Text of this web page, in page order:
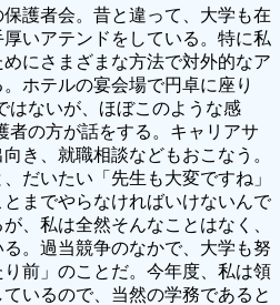
護者会。昔と違って、大学も在
いアテンドをしている。特に私
にさまざまな方法で対外的なア
ホテルの宴会場で円卓に座り
はないが、ほぼこのような感
者の方が話をする。キャリアサ
き、就職相談などもおこなう。
だいたい「先生も大変ですね」
までやらなければいけないんで
、私は全然そんなことはなく、
。過当競争のなかで、大学も努
前」のことだ。今年度、私は領
いるので、当然の学務であると